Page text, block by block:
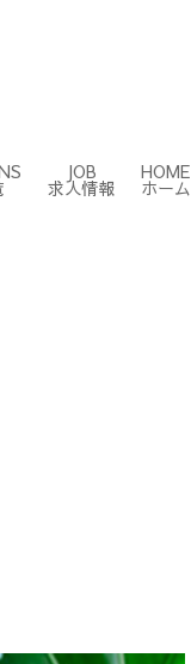
JOB
求人情報
HOME
ホーム